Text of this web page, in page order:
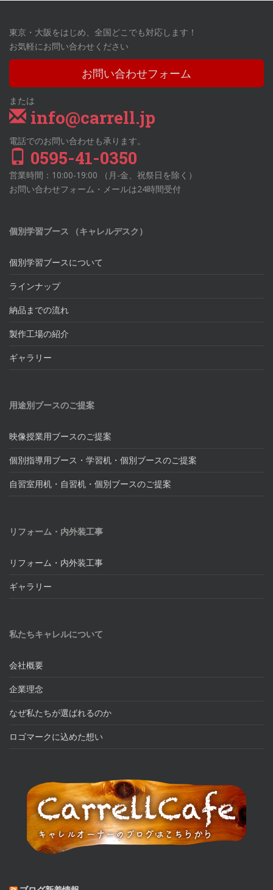
東京・大阪をはじめ、全国どこでも対応します！
お気軽にお問い合わせください
お問い合わせフォーム
または
info@carrell.jp
電話でのお問い合わせも承ります。
0595-41-0350
営業時間：10:00-19:00 （月-金、祝祭日を除く）
お問い合わせフォーム・メールは24時間受付
個別学習ブース （キャレルデスク）
個別学習ブースについて
ラインナップ
納品までの流れ
製作工場の紹介
ギャラリー
用途別ブースのご提案
映像授業用ブースのご提案
個別指導用ブース・学習机・個別ブースのご提案
自習室用机・自習机・個別ブースのご提案
リフォーム・内外装工事
リフォーム・内外装工事
ギャラリー
私たちキャレルについて
会社概要
企業理念
なぜ私たちが選ばれるのか
ロゴマークに込めた想い